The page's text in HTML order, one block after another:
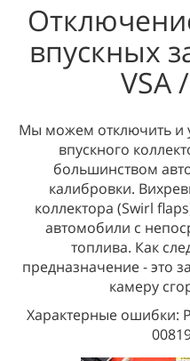
впускных
VSA
Мы можем отключить и
впускного
большинством
калибровки.
коллектора (Swirl
автомобили с
топлива. Как
предназначение - это
камеру
Характерные ошибки: